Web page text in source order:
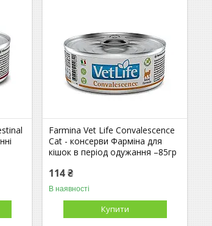
Farmina Vet Life Convalescence
Cat - консерви Фарміна для
кішок в період одужання –85гр
114 ₴
В наявності
Купити